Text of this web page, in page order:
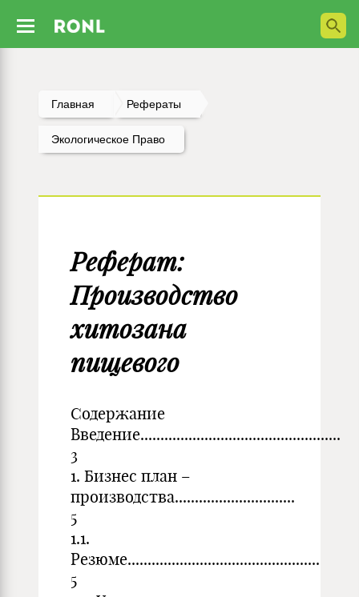
Главная Рефераты
Экологическое Право
Реферат:
Производство
хитозана
пищевого
Содержание
Введение..................................................
3
1. Бизнес план –
производства..............................
5
1.1.
Резюме................................................
5